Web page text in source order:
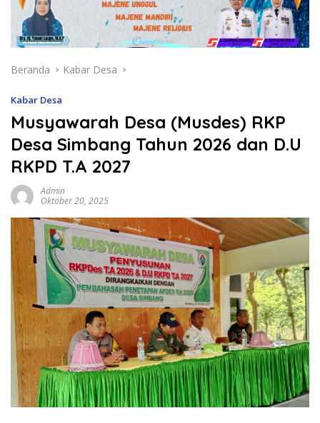
Beranda Kabar Desa
Kabar Desa
Musyawarah Desa (Musdes) RKP
Desa Simbang Tahun 2026 dan D.U
RKPD T.A 2027
Admin
Oktober 20, 2025